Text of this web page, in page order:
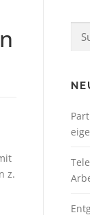
z.